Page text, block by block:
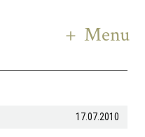
Menu
17.07.2010